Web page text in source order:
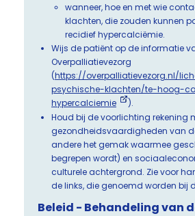
wanneer, hoe en met wie
klachten, die zouden kunnen
recidief hypercalciëmie.
Wijs de patiënt op de informatie
Overpalliatievezorg
(https://overpalliatievezorg.nl/
psychische-klachten/te-hoog-
hypercalciemie
).
Houd bij de voorlichting rekening
gezondheidsvaardigheden van
andere het gemak waarmee
begrepen wordt) en
culturele achtergrond. Zie voor
de links, die genoemd worden bij
Beleid - Behandeling van